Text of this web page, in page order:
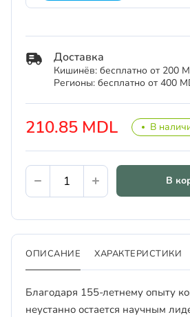
210.85 MDL В
Доставка
Кишинёв: бесплатно от 200
Регионы: бесплатно от 400
В
ОПИСАНИЕ ХАРАКТЕРИСТИКИ
Благодаря 155-летнему опыту
неустанно остается научным